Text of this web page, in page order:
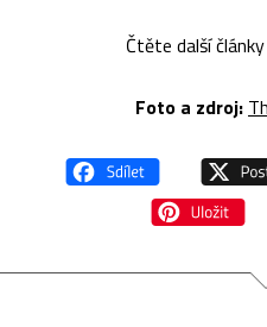
Čtěte další
Foto a zdroj: